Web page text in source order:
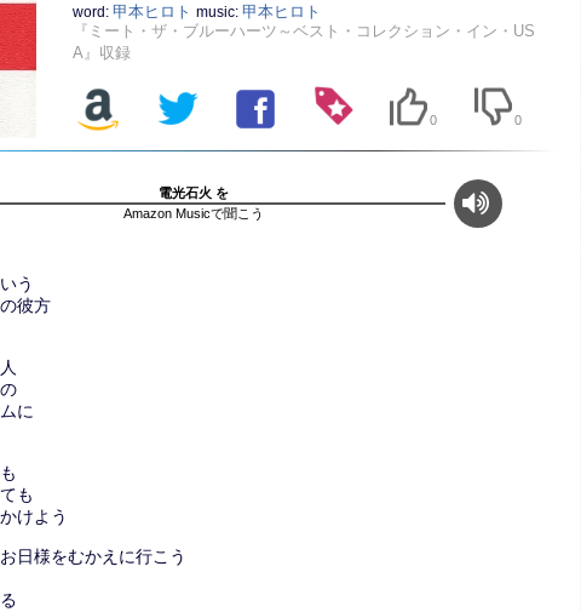
word: 甲本ヒロト music: 甲本ヒロト
『ミート・ザ・ブルーハーツ～ベスト・コレクション・イン・US
A』収録
0 0
電光石火 を
Amazon Musicで聞こう
う
彼方
に
も
けよう
様をむかえに行こう